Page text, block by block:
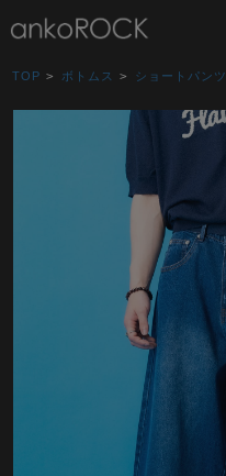
TOP > ボトムス > ショートパンツ